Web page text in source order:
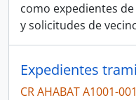
como expedientes de
y solicitudes de
CR AHABAT A1001-